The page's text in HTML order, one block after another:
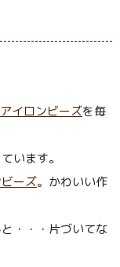
アイロンビーズを毎
います。
ーズ。かわいい作
・・・片づいてな